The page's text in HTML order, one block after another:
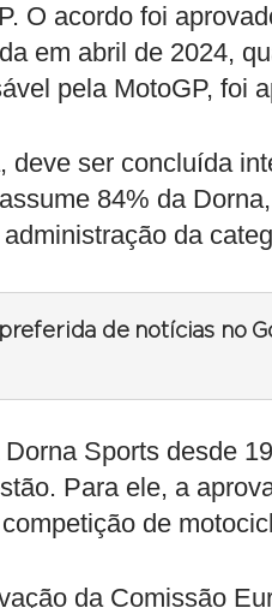
O acordo foi
em abril de 2024,
pela MotoGP, foi
deve ser concluída
84% da
da
de notícias no
Sports desde
Para ele, a
de
da Comissão